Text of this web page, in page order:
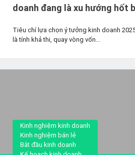
doanh đang là xu hướng hốt
Tiêu chí lựa chọn ý tưởng kinh doanh
là tính khả thi, quay vòng vốn...
Kinh nghiệm kinh doanh
Kinh nghiệm bán lẻ
Bắt đầu kinh doanh